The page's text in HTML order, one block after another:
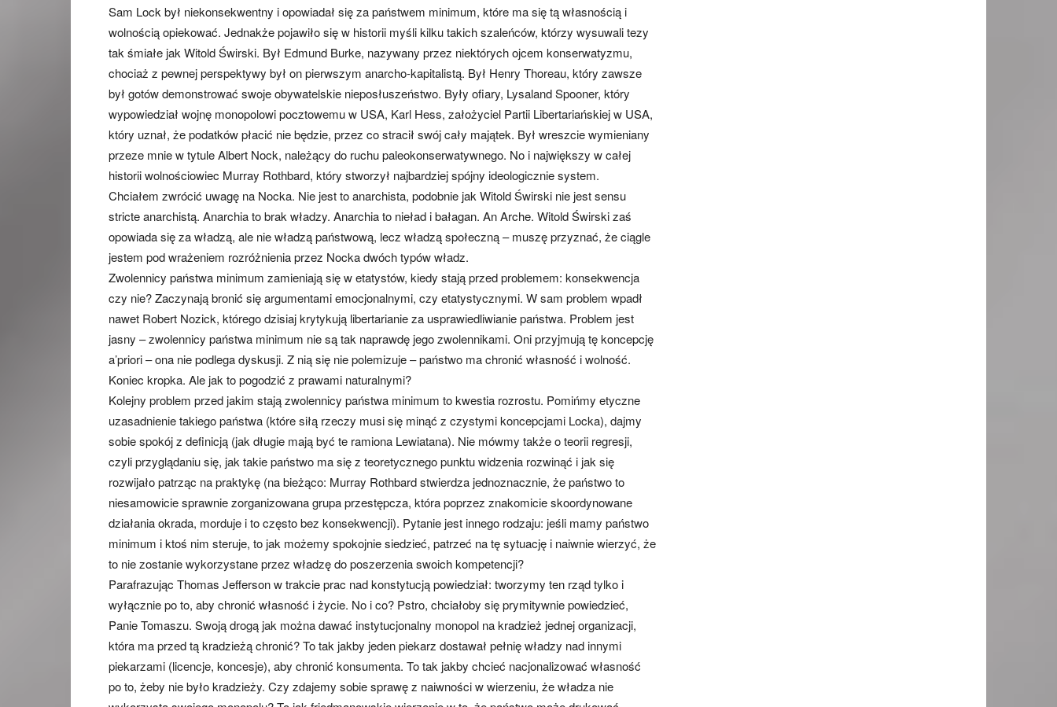
Sam Lock był niekonsekwentny i opowiadał się za państwem minimum, które ma się tą własnością i
wolnością opiekować. Jednakże pojawiło się w historii myśli kilku takich szaleńców, którzy wysuwali tezy
tak śmiałe jak Witold Świrski. Był Edmund Burke, nazywany przez niektórych ojcem konserwatyzmu,
chociaż z pewnej perspektywy był on pierwszym anarcho-kapitalistą. Był Henry Thoreau, który zawsze
był gotów demonstrować swoje obywatelskie nieposłuszeństwo. Były ofiary, Lysaland Spooner, który
wypowiedział wojnę monopolowi pocztowemu w USA, Karl Hess, założyciel Partii Libertariańskiej w USA,
który uznał, że podatków płacić nie będzie, przez co stracił swój cały majątek. Był wreszcie wymieniany
przeze mnie w tytule Albert Nock, należący do ruchu paleokonserwatywnego. No i największy w całej
historii wolnościowiec Murray Rothbard, który stworzył najbardziej spójny ideologicznie system.
Chciałem zwrócić uwagę na Nocka. Nie jest to anarchista, podobnie jak Witold Świrski nie jest sensu
stricte anarchistą. Anarchia to brak władzy. Anarchia to nieład i bałagan. An Arche. Witold Świrski zaś
opowiada się za władzą, ale nie władzą państwową, lecz władzą społeczną – muszę przyznać, że ciągle
jestem pod wrażeniem rozróżnienia przez Nocka dwóch typów władz.
Zwolennicy państwa minimum zamieniają się w etatystów, kiedy stają przed problemem: konsekwencja
czy nie? Zaczynają bronić się argumentami emocjonalnymi, czy etatystycznymi. W sam problem wpadł
nawet Robert Nozick, którego dzisiaj krytykują libertarianie za usprawiedliwianie państwa. Problem jest
jasny – zwolennicy państwa minimum nie są tak naprawdę jego zwolennikami. Oni przyjmują tę koncepcję
a’priori – ona nie podlega dyskusji. Z nią się nie polemizuje – państwo ma chronić własność i wolność.
Koniec kropka. Ale jak to pogodzić z prawami naturalnymi?
Kolejny problem przed jakim stają zwolennicy państwa minimum to kwestia rozrostu. Pomińmy etyczne
uzasadnienie takiego państwa (które siłą rzeczy musi się minąć z czystymi koncepcjami Locka), dajmy
sobie spokój z definicją (jak długie mają być te ramiona Lewiatana). Nie mówmy także o teorii regresji,
czyli przyglądaniu się, jak takie państwo ma się z teoretycznego punktu widzenia rozwinąć i jak się
rozwijało patrząc na praktykę (na bieżąco: Murray Rothbard stwierdza jednoznacznie, że państwo to
niesamowicie sprawnie zorganizowana grupa przestępcza, która poprzez znakomicie skoordynowane
działania okrada, morduje i to często bez konsekwencji). Pytanie jest innego rodzaju: jeśli mamy państwo
minimum i ktoś nim steruje, to jak możemy spokojnie siedzieć, patrzeć na tę sytuację i naiwnie wierzyć, że
to nie zostanie wykorzystane przez władzę do poszerzenia swoich kompetencji?
Parafrazując Thomas Jefferson w trakcie prac nad konstytucją powiedział: tworzymy ten rząd tylko i
wyłącznie po to, aby chronić własność i życie. No i co? Pstro, chciałoby się prymitywnie powiedzieć,
Panie Tomaszu. Swoją drogą jak można dawać instytucjonalny monopol na kradzież jednej organizacji,
która ma przed tą kradzieżą chronić? To tak jakby jeden piekarz dostawał pełnię władzy nad innymi
piekarzami (licencje, koncesje), aby chronić konsumenta. To tak jakby chcieć nacjonalizować własność
po to, żeby nie było kradzieży. Czy zdajemy sobie sprawę z naiwności w wierzeniu, że władza nie